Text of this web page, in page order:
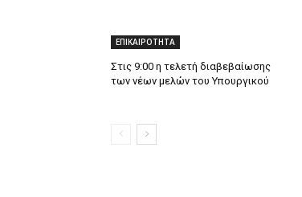
ΕΠΙΚΑΙΡΟΤΗΤΑ
Στις 9:00 η τελετή διαβεβαίωσης
των νέων μελών του Υπουργικού